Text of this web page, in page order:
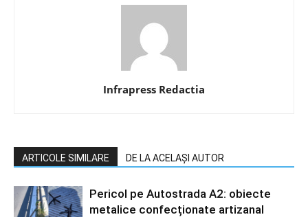
Infrapress Redactia
ARTICOLE SIMILARE DE LA ACELAȘI AUTOR
Pericol pe Autostrada A2: obiecte
metalice confecționate artizanal